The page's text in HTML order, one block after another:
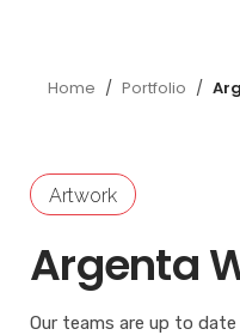
Home / Portfolio /
Artwork
Argenta
Our teams are up to